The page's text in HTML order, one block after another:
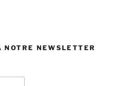
NOTRE NEWSLETTER